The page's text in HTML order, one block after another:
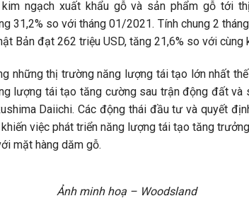
ngạch xuất khẩu gỗ và sản phẩm gỗ tới
31,2% so với tháng 01/2021. Tính chung 2
Bản đạt 262 triệu USD, tăng 21,6% so với cùng
những thị trường năng lượng tái tạo lớn nhất
lượng tái tạo tăng cường sau trận động đất
Daiichi. Các động thái đầu tư và quyết
việc phát triển năng lượng tái tạo tăng
mặt hàng dăm gỗ.
Ảnh minh hoạ – Woodsland